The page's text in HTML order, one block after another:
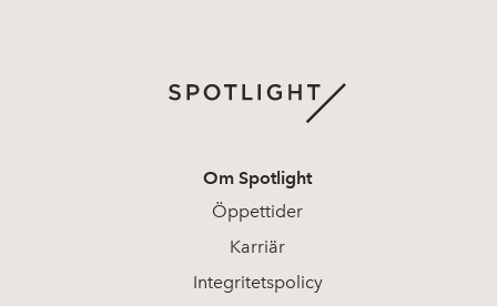
Om Spotlight
Öppettider
Karriär
Integritetspolicy